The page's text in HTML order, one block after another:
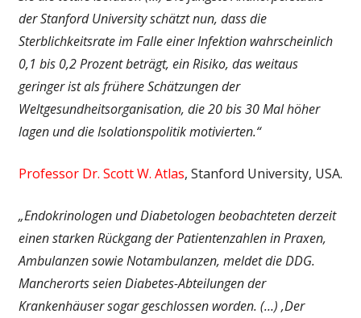
der Stanford University schätzt nun, dass die
Sterblichkeitsrate im Falle einer Infektion wahrscheinlich
0,1 bis 0,2 Prozent beträgt, ein Risiko, das weitaus
geringer ist als frühere Schätzungen der
Weltgesundheitsorganisation, die 20 bis 30 Mal höher
lagen und die Isolationspolitik motivierten.“
Professor Dr. Scott W. Atlas, Stanford University, USA.
„Endokrinologen und Diabetologen beobachteten derzeit
einen starken Rückgang der Patientenzahlen in Praxen,
Ambulanzen sowie Notambulanzen, meldet die DDG.
Mancherorts seien Diabetes-Abteilungen der
Krankenhäuser sogar geschlossen worden. (…) ‚Der